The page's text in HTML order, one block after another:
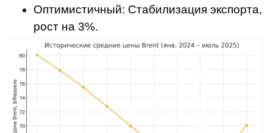
Оптимистичный: Стабилизация экспорта,
рост на 3%.